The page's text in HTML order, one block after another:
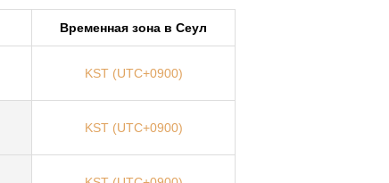
Временная зона в Сеул
KST (UTC+0900)
KST (UTC+0900)